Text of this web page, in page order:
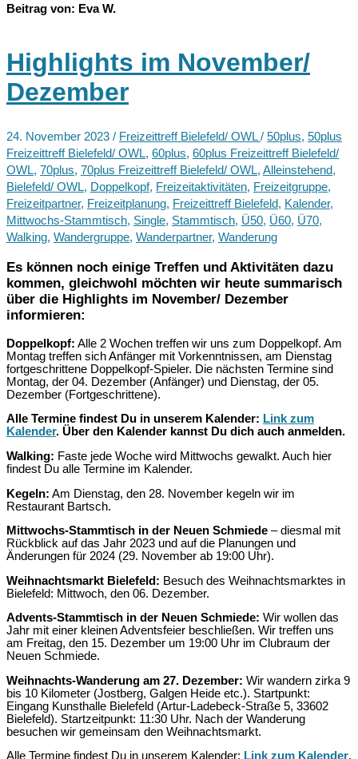
Beitrag von: Eva W.
Bartsch
in
Bielefeld
Highlights im November/
Dezember
24. November 2023 / Freizeittreff Bielefeld/ OWL/ 50plus, 50plus
Freizeittreff Bielefeld/ OWL, 60plus, 60plus Freizeittreff Bielefeld/
OWL, 70plus, 70plus Freizeittreff Bielefeld/ OWL, Alleinstehend,
Bielefeld/ OWL, Doppelkopf, Freizeitaktivitäten, Freizeitgruppe,
Freizeitpartner, Freizeitplanung, Freizeittreff Bielefeld, Kalender,
Mittwochs-Stammtisch, Single, Stammtisch, Ü50, Ü60, Ü70,
Walking, Wandergruppe, Wanderpartner, Wanderung
Es können noch einige Treffen und Aktivitäten dazu
kommen, gleichwohl möchten wir heute summarisch
über die Highlights im November/ Dezember
informieren:
Doppelkopf: Alle 2 Wochen treffen wir uns zum Doppelkopf. Am
Montag treffen sich Anfänger mit Vorkenntnissen, am Dienstag
fortgeschrittene Doppelkopf-Spieler. Die nächsten Termine sind
Montag, der 04. Dezember (Anfänger) und Dienstag, der 05.
Dezember (Fortgeschrittene).
Alle Termine findest Du in unserem Kalender: Link zum
Kalender. Über den Kalender kannst Du dich auch anmelden.
Walking: Faste jede Woche wird Mittwochs gewalkt. Auch hier
findest Du alle Termine im Kalender.
Kegeln: Am Dienstag, den 28. November kegeln wir im
Restaurant Bartsch.
Mittwochs-Stammtisch in der Neuen Schmiede – diesmal mit
Rückblick auf das Jahr 2023 und auf die Planungen und
Änderungen für 2024 (29. November ab 19:00 Uhr).
Weihnachtsmarkt Bielefeld: Besuch des Weihnachtsmarktes in
Bielefeld: Mittwoch, den 06. Dezember.
Advents-Stammtisch in der Neuen Schmiede: Wir wollen das
Jahr mit einer kleinen Adventsfeier beschließen. Wir treffen uns
am Freitag, den 15. Dezember um 19:00 Uhr im Clubraum der
Neuen Schmiede.
Weihnachts-Wanderung am 27. Dezember: Wir wandern zirka 9
bis 10 Kilometer (Jostberg, Galgen Heide etc.). Startpunkt:
Eingang Kunsthalle Bielefeld (Artur-Ladebeck-Straße 5, 33602
Bielefeld). Startzeitpunkt: 11:30 Uhr. Nach der Wanderung
besuchen wir gemeinsam den Weihnachtsmarkt.
Alle Termine findest Du in unserem Kalender: Link zum Kalender.